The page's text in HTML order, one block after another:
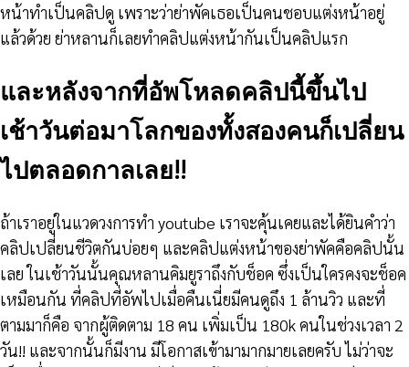
หน้าทำเป็นคลิปดู เพราะว่าย่าพัคเธอเป็นคนชอบแต่งหน้าอยู่
แล้วด้วย ย่าหลานก็เลยทำคลิปแต่งหน้ากันเป็นคลิปแรก
และหลังจากที่อัพโหลดคลิปนี้ขึ้นไป
เช้าวันต่อมาโลกของทั้งสองคนก็เปลี่ยน
ไปตลอดกาลเลย!!
ถ้าเราอยู่ในแวดวงการทำ youtube เราจะคุ้นเคยและได้ยินคำว่า
คลิปเปลี่ยนชีวิตกันบ่อยๆ และคลิปแต่งหน้าของย่าพัคคือคลิปนั้น
เลย ในเช้าวันนั้นคุณหลานคิมยูราถึงกับช็อค ซึ่งเป็นใครคงจะช็อค
เหมือนกัน ที่คลิปที่อัพไปเมื่อคืนเนี่ยมีคนดูถึง 1 ล้านวิว และที่
ตามมาก็คือ จากผู้ติดตาม 18 คน เพิ่มเป็น 180k คนในช่วงเวลา 2
วัน!! และจากนั้นก็มีงาน มีโอกาสเข้ามามากมายเลยครับ ไม่ว่าจะ